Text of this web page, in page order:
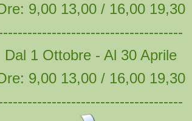
9,00 13,00 / 16,00 19,30
Dal 1 Ottobre - Al 30 Aprile
9,00 13,00 / 16,00 19,30